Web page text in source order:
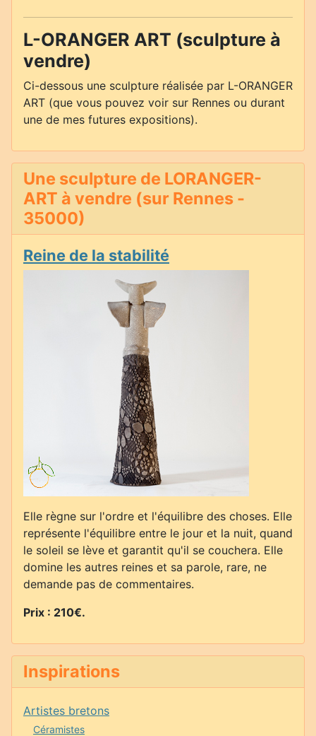
L-ORANGER ART (sculpture à
vendre)
Ci-dessous une sculpture réalisée par L-ORANGER
ART (que vous pouvez voir sur Rennes ou durant
une de mes futures expositions).
Une sculpture de LORANGER-
ART à vendre (sur Rennes -
35000)
Reine de la stabilité
Elle règne sur l'ordre et l'équilibre des choses. Elle
représente l'équilibre entre le jour et la nuit, quand
le soleil se lève et garantit qu'il se couchera. Elle
domine les autres reines et sa parole, rare, ne
demande pas de commentaires.
Prix : 210€.
Inspirations
Artistes bretons
Céramistes